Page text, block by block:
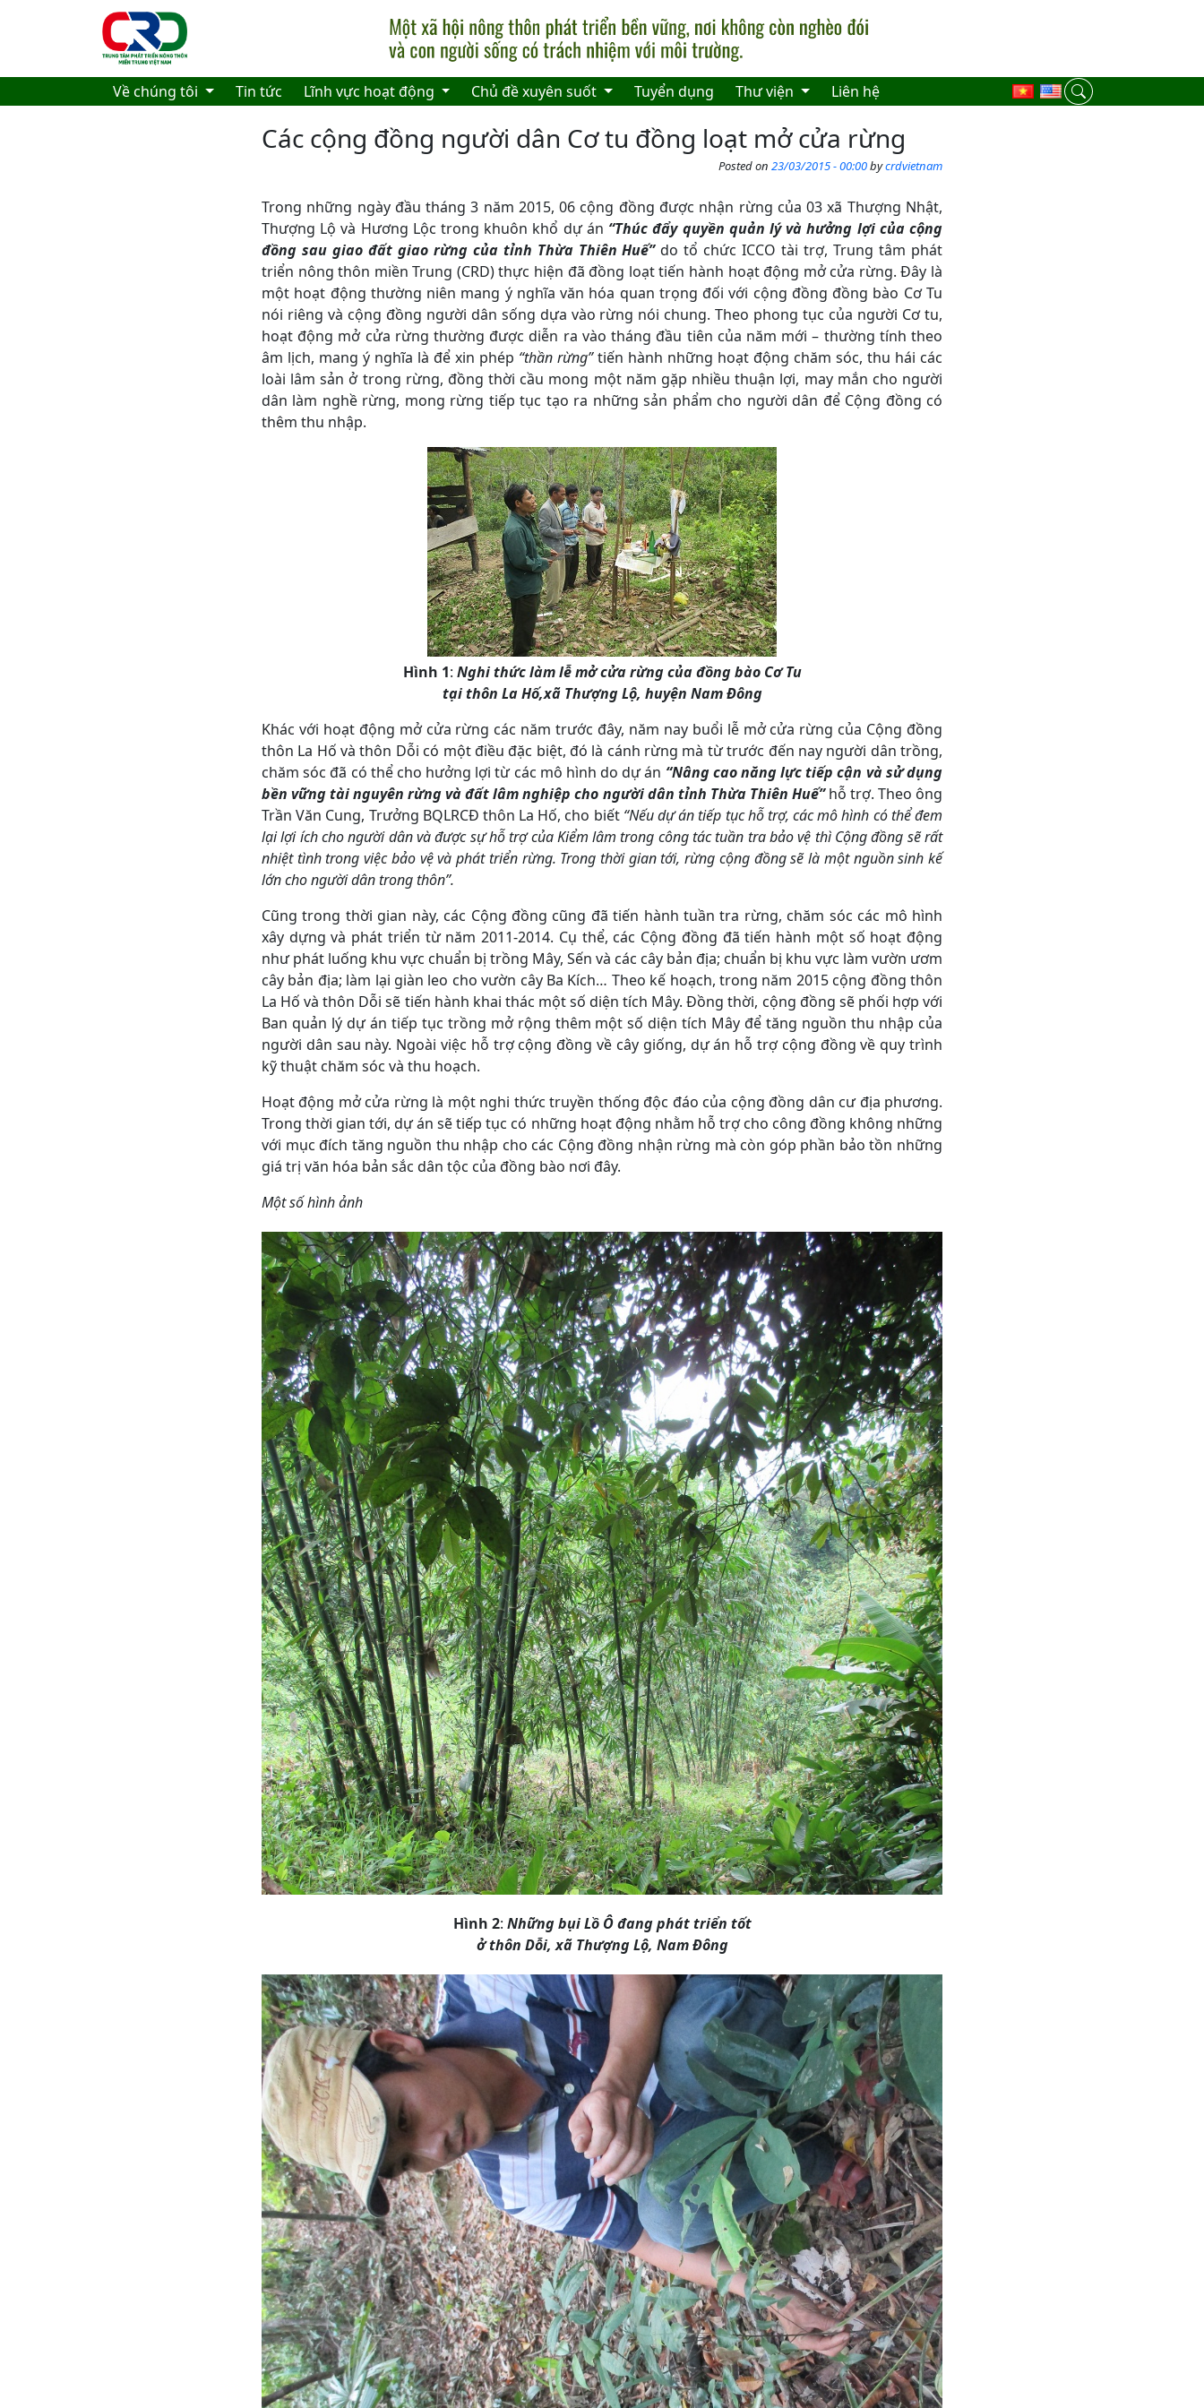
Skip to main content
Về chúng tôi Tin tức Lĩnh vực hoạt động Chủ đề xuyên suốt Tuyển dụng Thư viện Liên hệ
Các cộng đồng người dân Cơ tu đồng loạt mở cửa rừng
Posted on 23/03/2015 - 00:00bycrdvietnam
Trong những ngày đầu tháng 3 năm 2015, 06 cộng đồng được nhận rừng của 03 xã Thượng Nhật,
Thượng Lộ và Hương Lộc trong khuôn khổ dự án “Thúc đẩy quyền quản lý và hưởng lợi của cộng
đồng sau giao đất giao rừng của tỉnh Thừa Thiên Huế”do tổ chức ICCO tài trợ, Trung tâm phát
triển nông thôn miền Trung (CRD) thực hiện đã đồng loạt tiến hành hoạt động mở cửa rừng. Đây là
một hoạt động thường niên mang ý nghĩa văn hóa quan trọng đối với cộng đồng đồng bào Cơ Tu
nói riêng và cộng đồng người dân sống dựa vào rừng nói chung. Theo phong tục của người Cơ tu,
hoạt động mở cửa rừng thường được diễn ra vào tháng đầu tiên của năm mới – thường tính theo
âm lịch, mang ý nghĩa là để xin phép “thần rừng”tiến hành những hoạt động chăm sóc, thu hái các
loài lâm sản ở trong rừng, đồng thời cầu mong một năm gặp nhiều thuận lợi, may mắn cho người
dân làm nghề rừng, mong rừng tiếp tục tạo ra những sản phẩm cho người dân để Cộng đồng có
thêm thu nhập.
Hình 1: Nghi thức làm lễ mở cửa rừng của đồng bào Cơ Tu
tại thôn La Hố,xã Thượng Lộ, huyện Nam Đông
Khác với hoạt động mở cửa rừng các năm trước đây, năm nay buổi lễ mở cửa rừng của Cộng đồng
thôn La Hố và thôn Dỗi có một điều đặc biệt, đó là cánh rừng mà từ trước đến nay người dân trồng,
chăm sóc đã có thể cho hưởng lợi từ các mô hình do dự án “Nâng cao năng lực tiếp cận và sử dụng
bền vững tài nguyên rừng và đất lâm nghiệp cho người dân tỉnh Thừa Thiên Huế”hỗ trợ. Theo ông
Trần Văn Cung, Trưởng BQLRCĐ thôn La Hố, cho biết “Nếu dự án tiếp tục hỗ trợ, các mô hình có thể đem
lại lợi ích cho người dân và được sự hỗ trợ của Kiểm lâm trong công tác tuần tra bảo vệ thì Cộng đồng sẽ rất
nhiệt tình trong việc bảo vệ và phát triển rừng. Trong thời gian tới, rừng cộng đồng sẽ là một nguồn sinh kế
lớn cho người dân trong thôn”.
Cũng trong thời gian này, các Cộng đồng cũng đã tiến hành tuần tra rừng, chăm sóc các mô hình
xây dựng và phát triển từ năm 2011-2014. Cụ thể, các Cộng đồng đã tiến hành một số hoạt động
như phát luống khu vực chuẩn bị trồng Mây, Sến và các cây bản địa; chuẩn bị khu vực làm vườn ươm
cây bản địa; làm lại giàn leo cho vườn cây Ba Kích… Theo kế hoạch, trong năm 2015 cộng đồng thôn
La Hố và thôn Dỗi sẽ tiến hành khai thác một số diện tích Mây. Đồng thời, cộng đồng sẽ phối hợp với
Ban quản lý dự án tiếp tục trồng mở rộng thêm một số diện tích Mây để tăng nguồn thu nhập của
người dân sau này. Ngoài việc hỗ trợ cộng đồng về cây giống, dự án hỗ trợ cộng đồng về quy trình
kỹ thuật chăm sóc và thu hoạch.
Hoạt động mở cửa rừng là một nghi thức truyền thống độc đáo của cộng đồng dân cư địa phương.
Trong thời gian tới, dự án sẽ tiếp tục có những hoạt động nhằm hỗ trợ cho công đồng không những
với mục đích tăng nguồn thu nhập cho các Cộng đồng nhận rừng mà còn góp phần bảo tồn những
giá trị văn hóa bản sắc dân tộc của đồng bào nơi đây.
Một số hình ảnh
Hình 2: Những bụi Lồ Ô đang phát triển tốt
ở thôn Dỗi, xã Thượng Lộ, Nam Đông